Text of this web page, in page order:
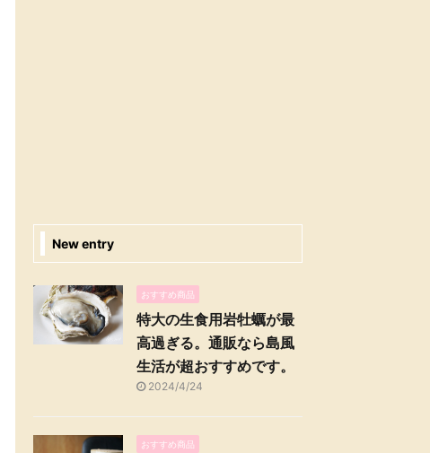
New entry
おすすめ商品
特大の生食用岩牡蠣が最
高過ぎる。通販なら島風
生活が超おすすめです。
2024/4/24
おすすめ商品